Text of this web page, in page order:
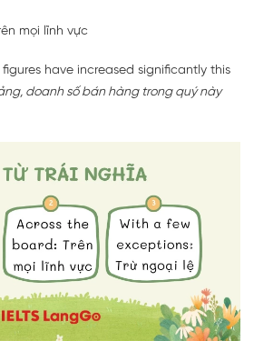
mọi lĩnh vực
have increased significantly this
doanh số bán hàng trong quý này